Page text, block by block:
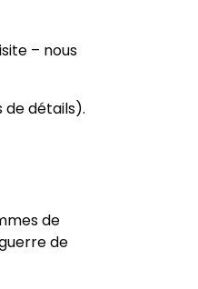
– nous
de détails).
de
de